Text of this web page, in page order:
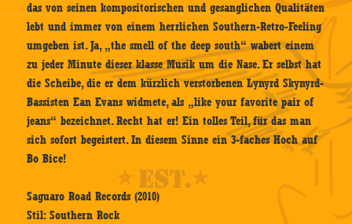
das von seinen kompositorischen und gesanglichen Qualitäten
lebt und immer von einem herrlichen Southern-Retro-Feeling
umgeben ist. Ja, „the smell of the deep south“ wabert einem
zu jeder Minute dieser klasse Musik um die Nase. Er selbst hat
die Scheibe, die er dem kürzlich verstorbenen Lynyrd Skynyrd-
Bassisten Ean Evans widmete, als „like your favorite pair of
jeans“ bezeichnet. Recht hat er! Ein tolles Teil, für das man
sich sofort begeistert. In diesem Sinne ein 3-faches Hoch auf
Bo Bice!
Saguaro Road Records (2010)
Stil: Southern Rock